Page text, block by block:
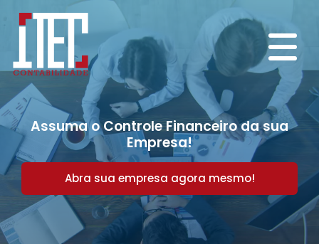
Assuma o Controle Financeiro da sua
Empresa!
Abra sua empresa agora mesmo!